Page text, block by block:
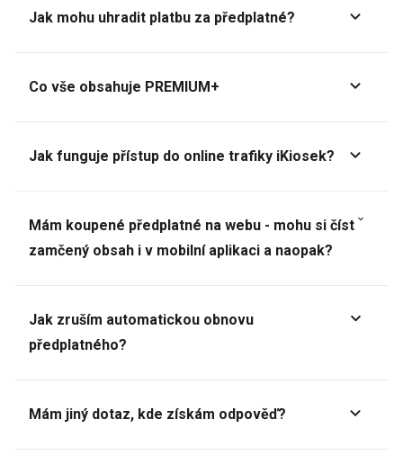
Jak mohu uhradit platbu za předplatné?
Co vše obsahuje PREMIUM+
Jak funguje přístup do online trafiky iKiosek?
Mám koupené předplatné na webu - mohu si číst
zamčený obsah i v mobilní aplikaci a naopak?
Jak zruším automatickou obnovu
předplatného?
Mám jiný dotaz, kde získám odpověď?